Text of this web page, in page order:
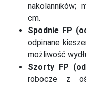
nakolanników;
cm.
Spodnie FP
odpinane
możliwość
Szorty FP
robocze z